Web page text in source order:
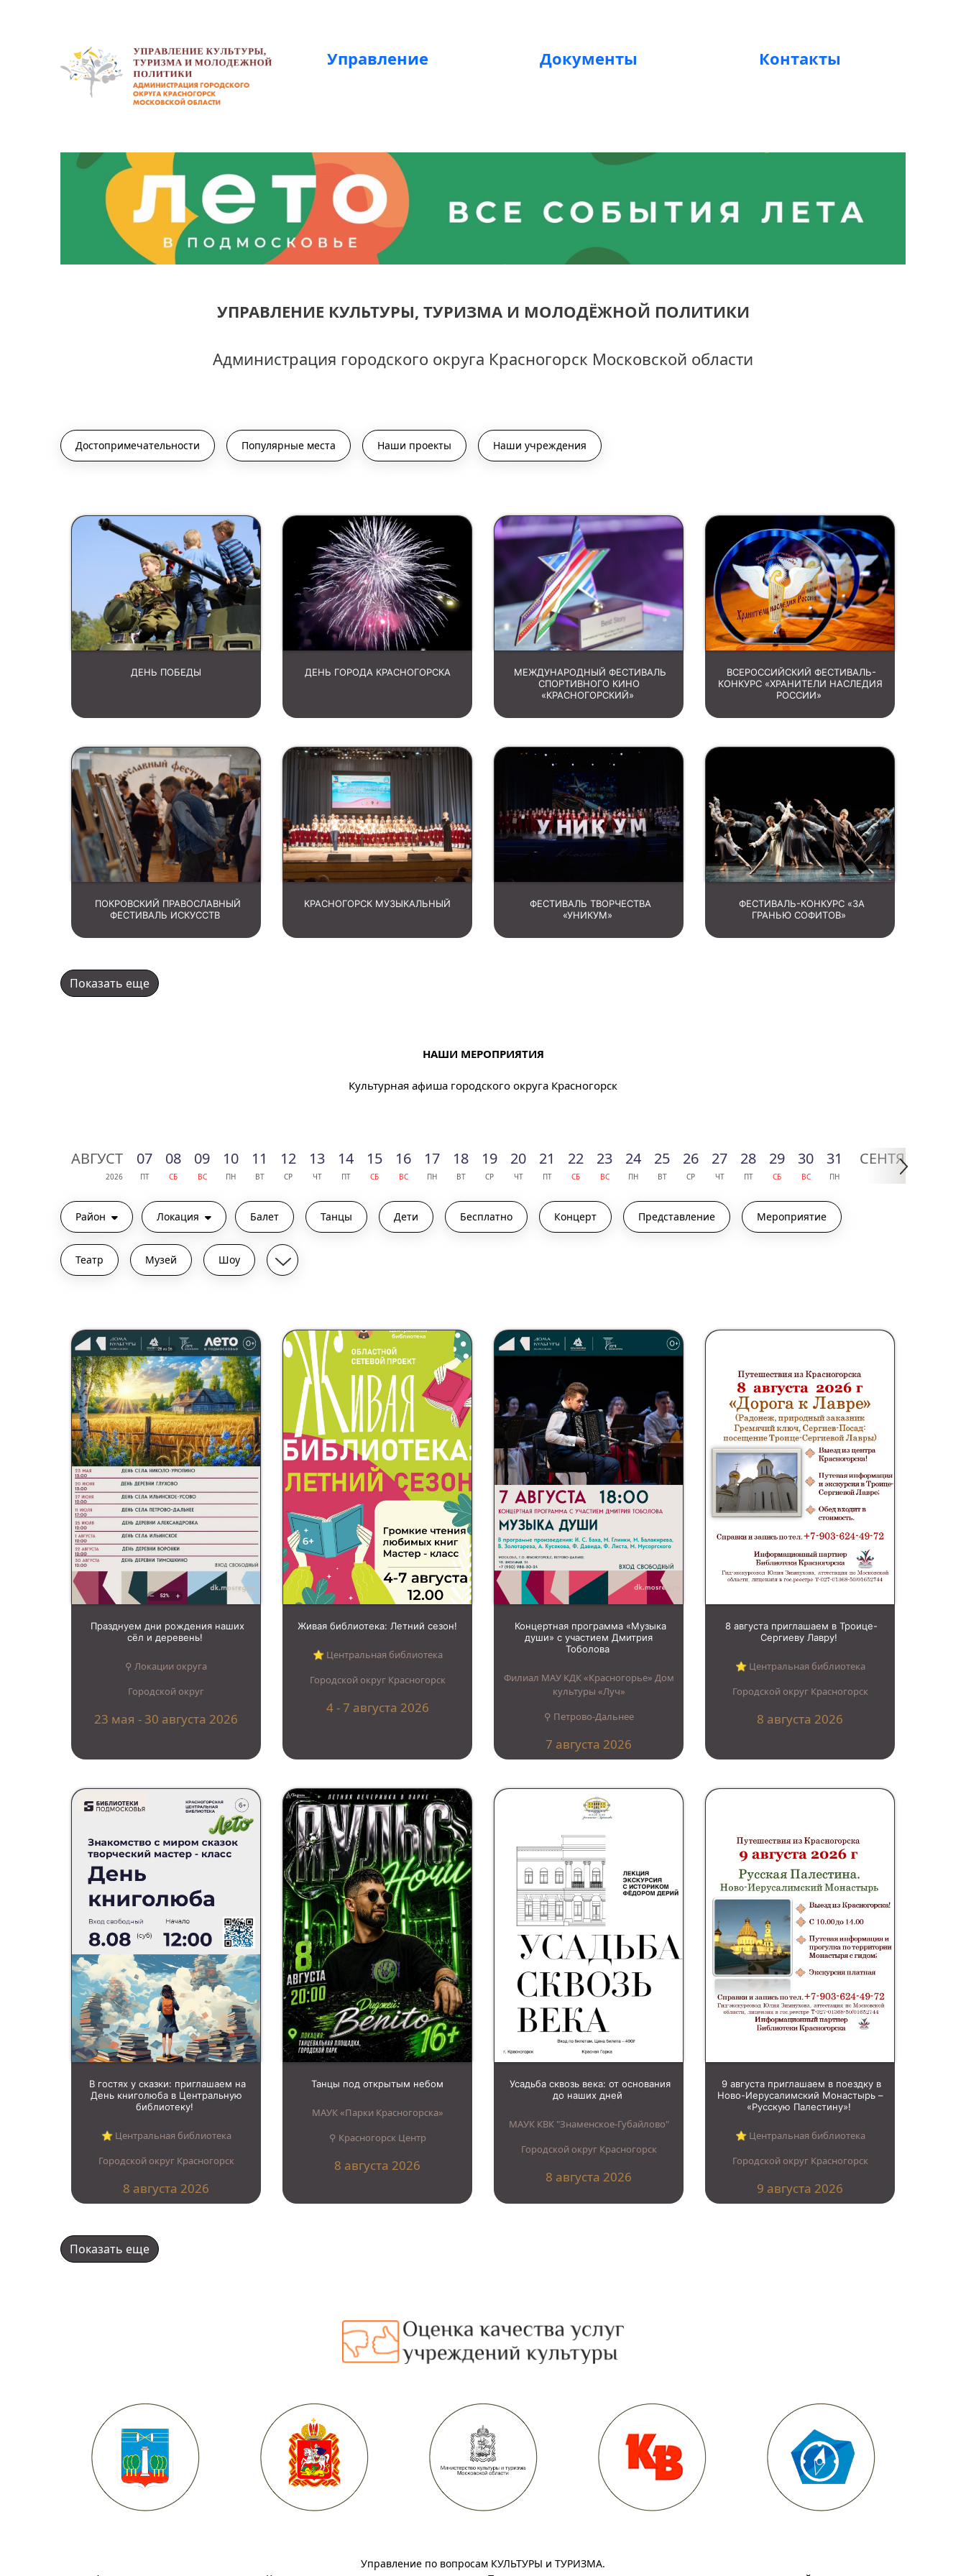
Управление Документы Контакты
УПРАВЛЕНИЕ КУЛЬТУРЫ, ТУРИЗМА И МОЛОДЁЖНОЙ ПОЛИТИКИ
Администрация городского округа Красногорск Московской области
Достопримечательности Популярные места Наши проекты Наши учреждения
ДЕНЬ ПОБЕДЫ ДЕНЬ ГОРОДА КРАСНОГОРСКА
МЕЖДУНАРОДНЫЙ ФЕСТИВАЛЬ
СПОРТИВНОГО КИНО
«КРАСНОГОРСКИЙ»
ВСЕРОССИЙСКИЙ ФЕСТИВАЛЬ-
КОНКУРС «ХРАНИТЕЛИ НАСЛЕДИЯ
РОССИИ»
ПОКРОВСКИЙ ПРАВОСЛАВНЫЙ
ФЕСТИВАЛЬ ИСКУССТВ
КРАСНОГОРСК МУЗЫКАЛЬНЫЙ
ФЕСТИВАЛЬ ТВОРЧЕСТВА
«УНИКУМ»
ФЕСТИВАЛЬ-КОНКУРС «ЗА
ГРАНЬЮ СОФИТОВ»
Показать еще
НАШИ МЕРОПРИЯТИЯ
Культурная афиша городского округа Красногорск
АВГУСТ
2026
07
ПТ
08
СБ
09
ВС
10
ПН
11
ВТ
12
СР
13
ЧТ
14
ПТ
15
СБ
16
ВС
17
ПН
18
ВТ
19
СР
20
ЧТ
21
ПТ
22
СБ
23
ВС
24
ПН
25
ВТ
26
СР
27
ЧТ
28
ПТ
29
СБ
30
ВС
31
ПН
СЕНТЯБРЬ
Район Локация Балет Танцы Дети Бесплатно Концерт Представление Мероприятие
Театр Музей Шоу
Празднуем дни рождения наших
сёл и деревень!
⚲ Локации округа
Городской округ
23 мая - 30 августа 2026
Живая библиотека: Летний сезон!
⭐︎ Центральная библиотека
Городской округ Красногорск
4 - 7 августа 2026
Концертная программа «Музыка
души» с участием Дмитрия
Тоболова
Филиал МАУ КДК «Красногорье» Дом
культуры «Луч»
⚲ Петрово-Дальнее
7 августа 2026
8 августа приглашаем в Троице-
Сергиеву Лавру!
⭐︎ Центральная библиотека
Городской округ Красногорск
8 августа 2026
В гостях у сказки: приглашаем на
День книголюба в Центральную
библиотеку!
⭐︎ Центральная библиотека
Городской округ Красногорск
8 августа 2026
Танцы под открытым небом
МАУК «Парки Красногорска»
⚲ Красногорск Центр
8 августа 2026
Усадьба сквозь века: от основания
до наших дней
МАУК КВК "Знаменское-Губайлово"
Городской округ Красногорск
8 августа 2026
9 августа приглашаем в поездку в
Ново-Иерусалимский Монастырь –
«Русскую Палестину»!
⭐︎ Центральная библиотека
Городской округ Красногорск
9 августа 2026
Показать еще
Управление по вопросам КУЛЬТУРЫ и ТУРИЗМА.